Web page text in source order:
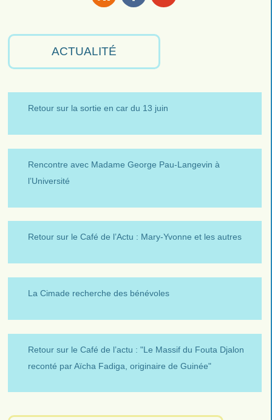
ACTUALITÉ
Retour sur la sortie en car du 13 juin
Rencontre avec Madame George Pau-Langevin à
l’Université
Retour sur le Café de l’Actu : Mary-Yvonne et les autres
La Cimade recherche des bénévoles
Retour sur le Café de l’actu : "Le Massif du Fouta Djalon
reconté par Aïcha Fadiga, originaire de Guinée"